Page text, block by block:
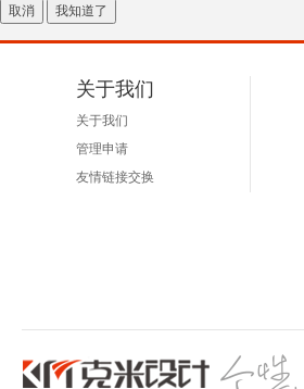
取消 我知道了
关于我们
关于我们
管理申请
友情链接交换